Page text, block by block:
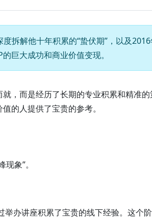
拆解他十年积累的“蛰伏期”，以及
巨大成功和商业价值变现。
，而是经历了长期的专业积累和精准
的人提供了宝贵的参考。
象”。
办讲座积累了宝贵的线下经验。这个